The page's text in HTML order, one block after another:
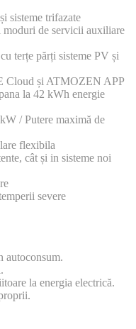
sisteme trifazate
moduri de servicii auxiliare
terțe părți sisteme PV și
Cloud și ATMOZEN APP
la 42 kWh energie
/ Putere maximă de
flexibila
cât și in sisteme noi
severe
autoconsum.
la energia electrică.